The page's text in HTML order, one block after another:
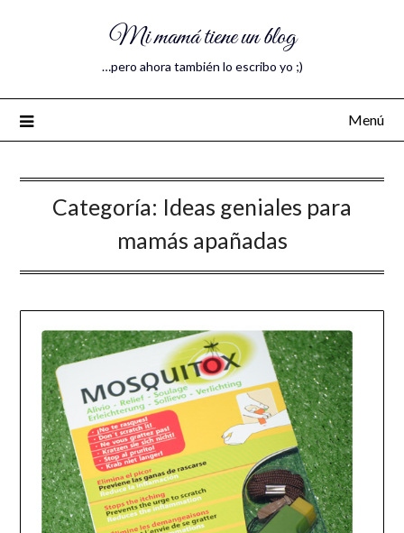
Mi mamá tiene un blog
…pero ahora también lo escribo yo ;)
Menú
Categoría: Ideas geniales para
mamás apañadas